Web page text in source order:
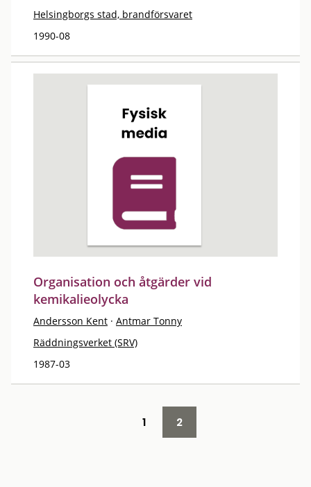
Helsingborgs stad, brandförsvaret
1990-08
Organisation och åtgärder vid
kemikalieolycka
Andersson Kent · Antmar Tonny
Räddningsverket (SRV)
1987-03
1 2